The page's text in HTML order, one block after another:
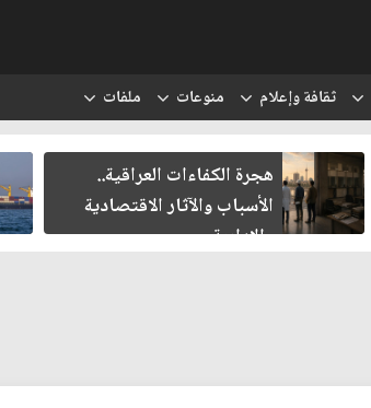
ثقافة وإعلام منوعات ملفات
هجرة الكفاءات العراقية..
الأسباب والآثار الاقتصادية
والإدارية